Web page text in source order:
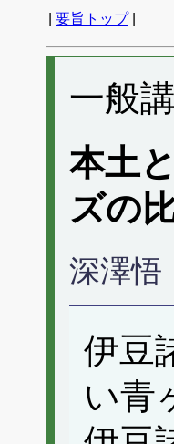
要旨トップ|
一般
本土
ズの
深澤悟
伊豆
い青